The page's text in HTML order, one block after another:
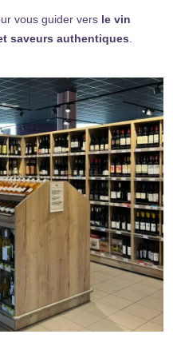
vous guider vers le vin
saveurs authentiques